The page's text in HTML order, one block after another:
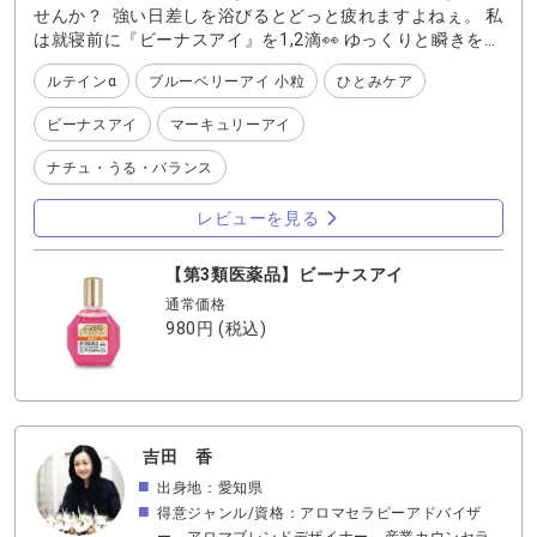
せんか？ 強い日差しを浴びるとどっと疲れますよねぇ。 私
は就寝前に『ビーナスアイ』を1,2滴👀 ゆっくりと瞬きをし
て、じんわりと拡がるのをゆっくり感じます。 トロンとし
た瞳を包むような感覚に癒されますよ💘 お休み前のルーテ
ィンに目の癒やしを取り入れてみませんか？ 心地よい習慣
は安眠スイッチになるかもですよ😘
ルテインα ブルーベリーアイ 小粒 ひとみケア
ビーナスアイ マーキュリーアイ
ナチュ・うる・バランス
レビューを見る
【第3類医薬品】ビーナスアイ
通常価格
980円(税込)
吉田 香
出身地：愛知県
得意ジャンル/資格：アロマセラピーアドバイザ